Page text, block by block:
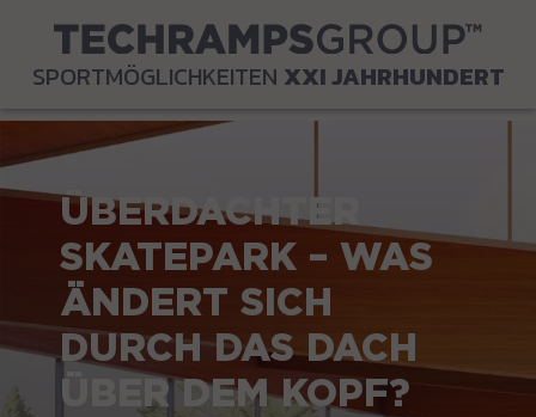
SPORTMÖGLICHKEITEN XXI JAHRHUNDERT
ÜBERDACHTER
SKATEPARK – WAS
ÄNDERT SICH
DURCH DAS DACH
ÜBER DEM KOPF?